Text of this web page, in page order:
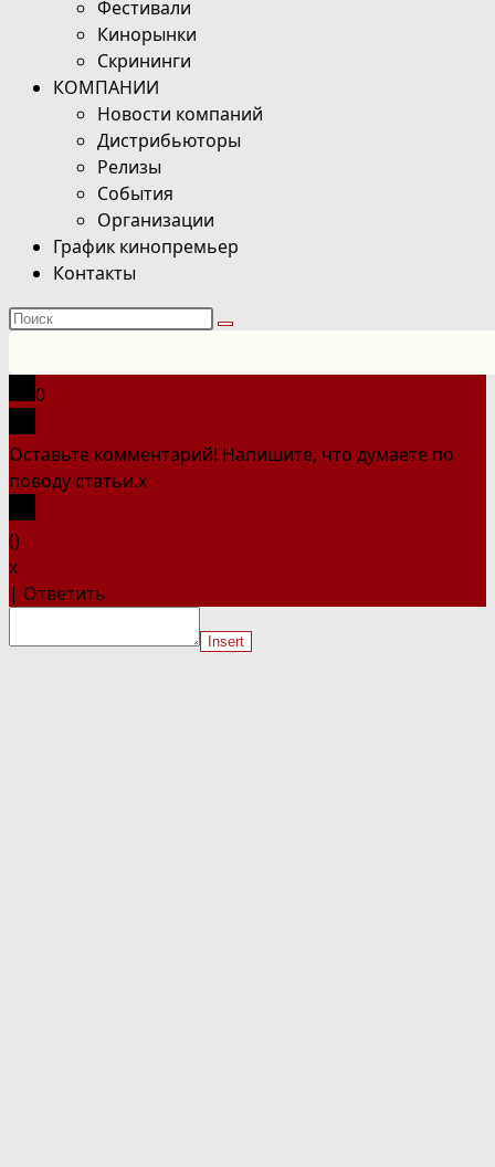
Фестивали
Кинорынки
Скрининги
КОМПАНИИ
Новости компаний
Дистрибьюторы
Релизы
События
Организации
График кинопремьер
Контакты
Поиск
сайте
0
Оставьте комментарий! Напишите, что думаете по
поводу статьи.x
()
x
| Ответить
Insert